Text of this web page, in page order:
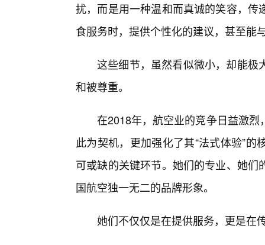
扰，而是用一种温和而真诚的笑容，
食服务时，提供个性化的建议，甚至能
这些细节，虽然看似微小，却能极
和被尊重。
在2018年，航空业的竞争日益激
此为契机，更加强化了其“法式体验”
可或缺的关键环节。她们的专业、她
国航空独一无二的品牌形象。
她们不仅仅是在提供服务，更是在